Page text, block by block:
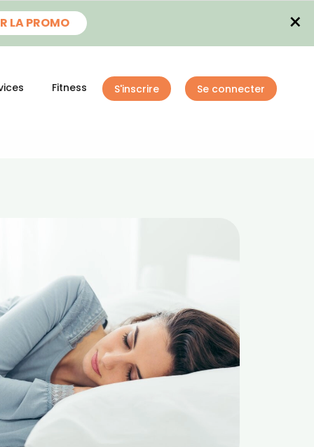
LA PROMO ×
Fitness S'inscrire Se connecter